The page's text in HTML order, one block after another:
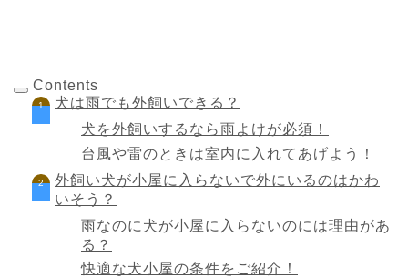
Contents
犬は雨でも外飼いできる？
犬を外飼いするなら雨よけが必須！
台風や雷のときは室内に入れてあげよう！
外飼い犬が小屋に入らないで外にいるのはかわ
いそう？
雨なのに犬が小屋に入らないのには理由があ
る？
快適な犬小屋の条件をご紹介！